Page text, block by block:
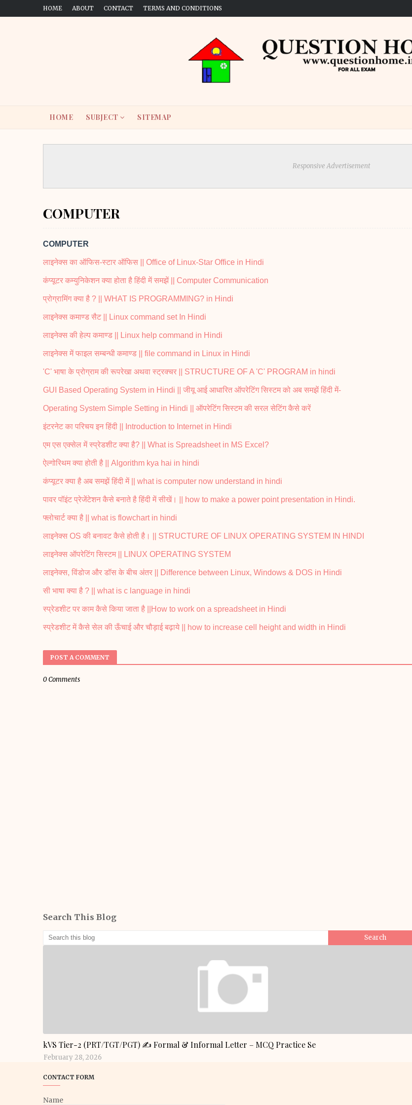
HOME ABOUT CONTACT TERMS AND CONDITIONS
HOME SUBJECT SITEMAP
Responsive Advertisement
COMPUTER
COMPUTER
लाइनेक्स का ऑफिस-स्टार ऑफिस || Office of Linux-Star Office in Hindi
कंप्यूटर कम्युनिकेशन क्या होता है हिंदी में समझें || Computer Communication
प्रोग्रामिंग क्या है ? || WHAT IS PROGRAMMING? in Hindi
लाइनेक्स कमाण्ड सैट || Linux command set In Hindi
लाइनेक्स की हेल्प कमाण्ड || Linux help command in Hindi
लाइनेक्स में फाइल सम्बन्धी कमाण्ड || file command in Linux in Hindi
'C' भाषा के प्रोग्राम की रूपरेखा अथवा स्ट्रक्चर || STRUCTURE OF A 'C' PROGRAM in hindi
GUI Based Operating System in Hindi || जीयू आई आधारित ऑपरेटिंग सिस्टम को अब समझें हिंदी में-
Operating System Simple Setting in Hindi || ऑपरेटिंग सिस्टम की सरल सेटिंग कैसे करें
इंटरनेट का परिचय इन हिंदी || Introduction to Internet in Hindi
एम एस एक्सेल में स्प्रेडशीट क्या है? || What is Spreadsheet in MS Excel?
ऐल्गोरिथम क्या होती है || Algorithm kya hai in hindi
कंप्यूटर क्या है अब समझें हिंदी में || what is computer now understand in hindi
पावर पॉइंट प्रेजेंटेशन कैसे बनाते है हिंदी में सीखें। || how to make a power point presentation in Hindi.
फ्लोचार्ट क्या है || what is flowchart in hindi
लाइनेक्स OS की बनावट कैसे होती है। || STRUCTURE OF LINUX OPERATING SYSTEM IN HINDI
लाइनेक्स ऑपरेटिंग सिस्टम || LINUX OPERATING SYSTEM
लाइनेक्स, विंडोज और डॉस के बीच अंतर || Difference between Linux, Windows & DOS in Hindi
सी भाषा क्या है ? || what is c language in hindi
स्प्रेडशीट पर काम कैसे किया जाता है ||How to work on a spreadsheet in Hindi
स्प्रेडशीट में कैसे सेल की ऊँचाई और चौड़ाई बढ़ाये || how to increase cell height and width in Hindi
POST A COMMENT
0 Comments
Search This Blog
kVS Tier-2 (PRT/TGT/PGT) ✍️ Formal & Informal Letter – MCQ Practice Se
February 28, 2026
CONTACT FORM
Name